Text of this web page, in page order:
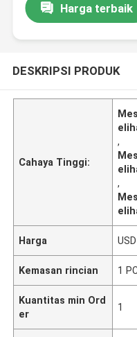
Harga terbaik
DESKRIPSI PRODUK
Cahaya Tinggi:
,
,
Harga
Kemasan rincian 1
Kuantitas min Ord
er
1